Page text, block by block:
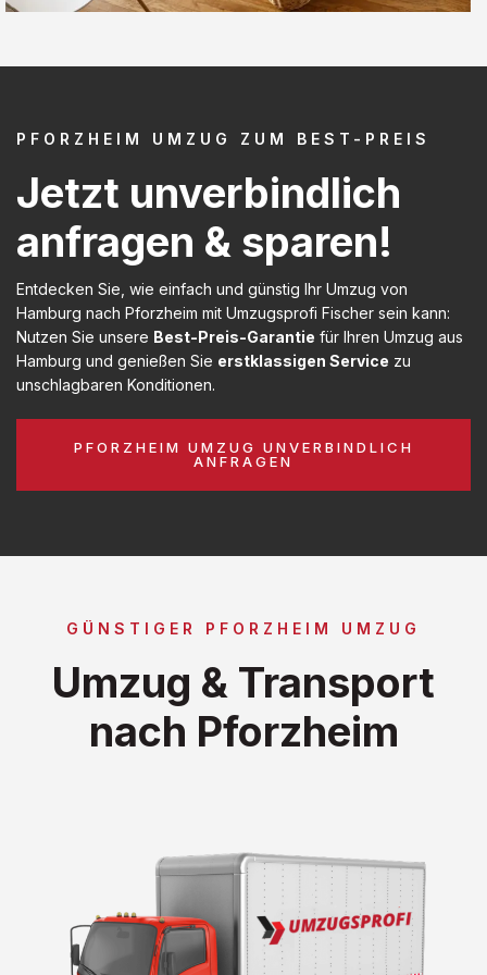
PFORZHEIM UMZUG ZUM BEST-PREIS
Jetzt unverbindlich
anfragen & sparen!
Entdecken Sie, wie einfach und günstig Ihr Umzug von
Hamburg nach Pforzheim mit Umzugsprofi Fischer sein kann:
Nutzen Sie unsere Best-Preis-Garantie für Ihren Umzug aus
Hamburg und genießen Sie erstklassigen Service zu
unschlagbaren Konditionen.
PFORZHEIM UMZUG UNVERBINDLICH
ANFRAGEN
GÜNSTIGER PFORZHEIM UMZUG
Umzug & Transport
nach Pforzheim